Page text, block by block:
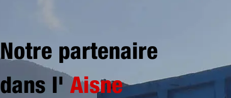
Notre partenaire
dans l' Aisne